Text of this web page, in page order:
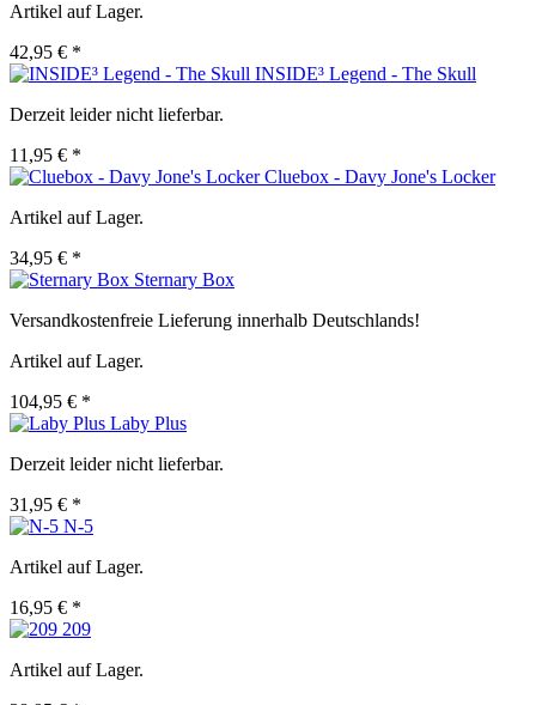
Artikel auf Lager.
42,95 € *
INSIDE³ Legend - The Skull
Derzeit leider nicht lieferbar.
11,95 € *
Cluebox - Davy Jone's Locker
Artikel auf Lager.
34,95 € *
Sternary Box
Versandkostenfreie Lieferung innerhalb Deutschlands!
Artikel auf Lager.
104,95 € *
Laby Plus
Derzeit leider nicht lieferbar.
31,95 € *
N-5
Artikel auf Lager.
16,95 € *
209
Artikel auf Lager.